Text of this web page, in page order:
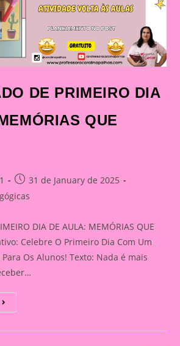
DE PRIMEIRO DIA
QUE
Post
published:
31 de January de 2025
DIA DE AULA: MEMÓRIAS QUE
Celebre O Primeiro Dia Com Um
Os Alunos! Texto: Nada é mais
CERTIFICADO